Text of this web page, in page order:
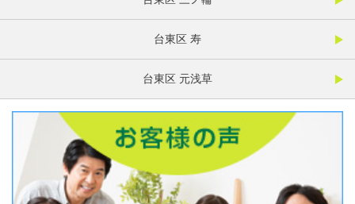
台東区 寿
台東区 元浅草